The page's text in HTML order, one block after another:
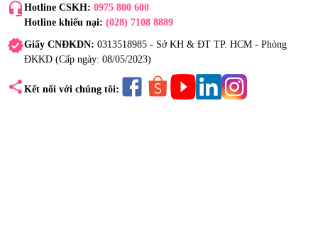
headset_mic Hotline CSKH: 0975 800 600
Hotline khiếu nại: (028) 7108 8889
verifiedGiấy CNĐKDN: 0313518985 - Sở KH & ĐT TP. HCM - Phòng
ĐKKD (Cấp ngày: 08/05/2023)
share Kết nối với chúng tôi: